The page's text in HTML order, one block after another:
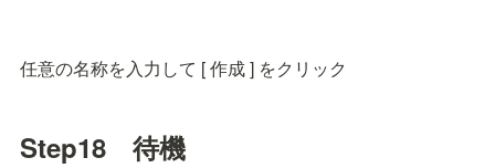
任意の名称を入力して [ 作成 ] をクリック
Step18　待機